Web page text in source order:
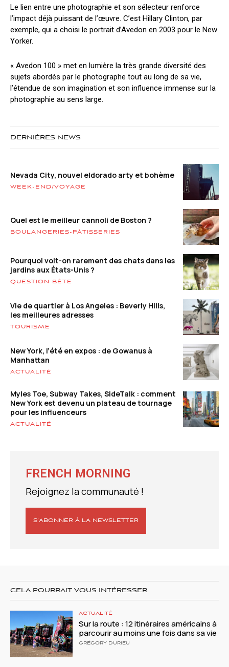
Le lien entre une photographie et son sélecteur renforce
l’impact déjà puissant de l’œuvre. C’est Hillary Clinton, par
exemple, qui a choisi le portrait d’Avedon en 2003 pour le New
Yorker.
« Avedon 100 » met en lumière la très grande diversité des
sujets abordés par le photographe tout au long de sa vie,
l’étendue de son imagination et son influence immense sur la
photographie au sens large.
DERNIÈRES NEWS
Nevada City, nouvel eldorado arty et bohème
WEEK-END/VOYAGE
Quel est le meilleur cannoli de Boston ?
BOULANGERIES-PÂTISSERIES
Pourquoi voit-on rarement des chats dans les
jardins aux États-Unis ?
QUESTION BÊTE
Vie de quartier à Los Angeles : Beverly Hills,
les meilleures adresses
TOURISME
New York, l’été en expos : de Gowanus à
Manhattan
ACTUALITÉ
Myles Toe, Subway Takes, SideTalk : comment
New York est devenu un plateau de tournage
pour les influenceurs
ACTUALITÉ
FRENCH MORNING
Rejoignez la communauté !
S’ABONNER À LA NEWSLETTER
CELA POURRAIT VOUS INTÉRESSER
ACTUALITÉ
Sur la route : 12 itinéraires américains à
parcourir au moins une fois dans sa vie
GRÉGORY DURIEU